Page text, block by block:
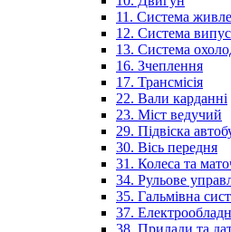
11. Система
12. Система
13. Система
16. Зчеплення
17. Трансмісія
22. Вали карданні
23. Міст ведучий
29. Підвіска
30. Вісь передня
31. Колеса та
34. Рульове
35. Гальмівна
37.
38. Прилади та